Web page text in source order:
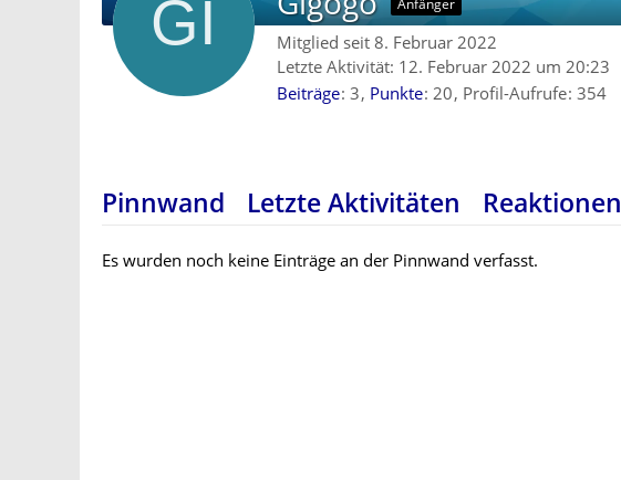
Anfänger
Mitglied seit 8. Februar 2022
Letzte Aktivität: 12. Februar 2022 um 20:23
Beiträge 3 Punkte 20 Profil-Aufrufe 354
Pinnwand Letzte Aktivitäten Reaktionen
Es wurden noch keine Einträge an der Pinnwand verfasst.